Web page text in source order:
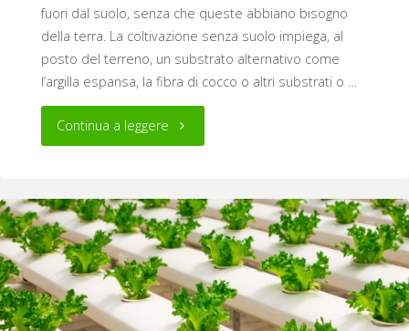
fuori dal suolo, senza che queste abbiano bisogno
della terra. La coltivazione senza suolo impiega, al
posto del terreno, un substrato alternativo come
l’argilla espansa, la fibra di cocco o altri substrati o …
Continua a leggere "Come
la
coltura
idroponica?"